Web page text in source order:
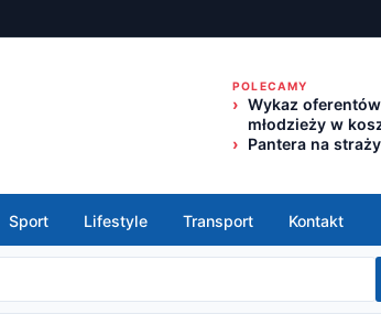
POLECAMY
Wykaz
młodzieży w
Pantera na
Sport Lifestyle Transport Kontakt